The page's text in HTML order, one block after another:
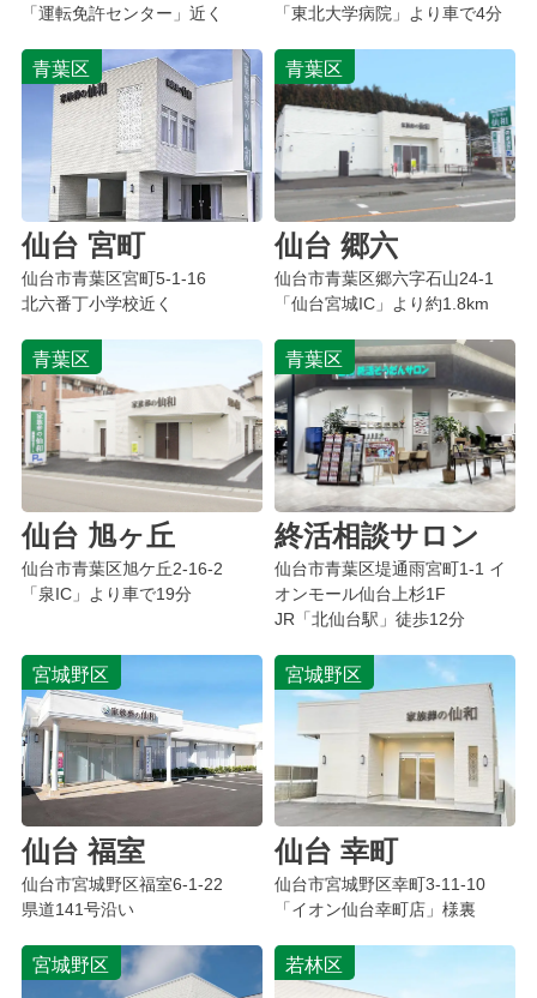
「運転免許センター」近く
「東北大学病院」より車で4分
青葉区
仙台 宮町
仙台市青葉区宮町5-1-16
北六番丁小学校近く
青葉区
仙台 郷六
仙台市青葉区郷六字石山24-1
「仙台宮城IC」より約1.8km
青葉区
仙台 旭ヶ丘
仙台市青葉区旭ケ丘2-16-2
「泉IC」より車で19分
青葉区
終活相談サロン
仙台市青葉区堤通雨宮町1-1 イ
オンモール仙台上杉1F
JR「北仙台駅」徒歩12分
宮城野区
仙台 福室
仙台市宮城野区福室6-1-22
県道141号沿い
宮城野区
仙台 幸町
仙台市宮城野区幸町3-11-10
「イオン仙台幸町店」様裏
宮城野区 若林区